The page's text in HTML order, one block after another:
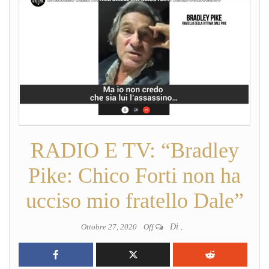
RADIO E TV: “Bradley
Pike: Chico Forti non ha
ucciso mio fratello Dale”
Ottobre 27, 2020 Off Di .